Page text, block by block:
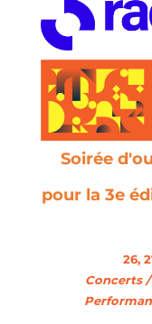
Soirée
pour la 3e
26,
Concerts